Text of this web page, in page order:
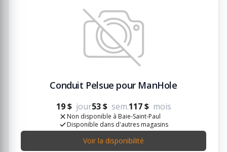
Conduit Pelsue pour ManHole
19 $ jour53 $ sem.117 $ mois
Non disponible à Baie-Saint-Paul
Disponible dans d'autres magasins
Voir la disponibilité